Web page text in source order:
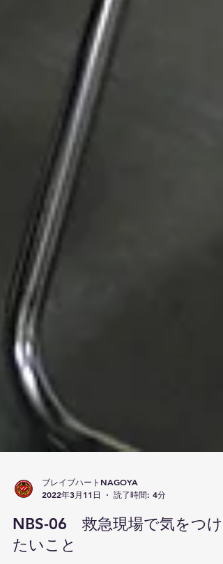
ブレイブハートNAGOYA
2022年3月11日